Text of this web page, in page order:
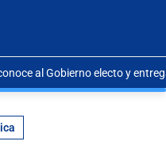
al Gobierno electo y